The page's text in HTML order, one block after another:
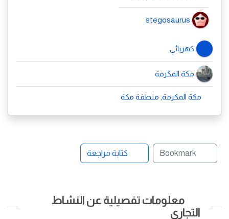
stegosaurus
كهربائي
مكة المكرمة
مكة المكرمة, منطقة مكة
Bookmark كتابة مراجعة
معلومات تفصيلية عن النشاط
التجاري